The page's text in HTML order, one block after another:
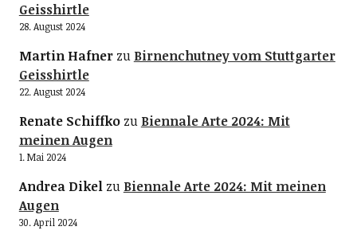
Geisshirtle
28. August 2024
Martin Hafnerzu Birnenchutney vom Stuttgarter
Geisshirtle
22. August 2024
Renate Schiffkozu Biennale Arte 2024: Mit
meinen Augen
1. Mai 2024
Andrea Dikelzu Biennale Arte 2024: Mit meinen
Augen
30. April 2024